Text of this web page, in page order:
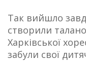
Так вийшло
створили
Харківської
забули свої